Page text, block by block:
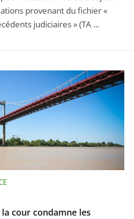
provenant du fichier «
judiciaires » (TA ...
cour condamne les